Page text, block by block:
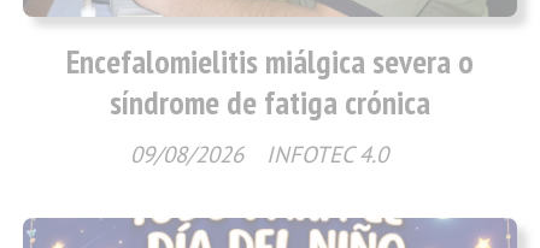
Encefalomielitis miálgica severa o
síndrome de fatiga crónica
INFOTEC 4.0
09/08/2026